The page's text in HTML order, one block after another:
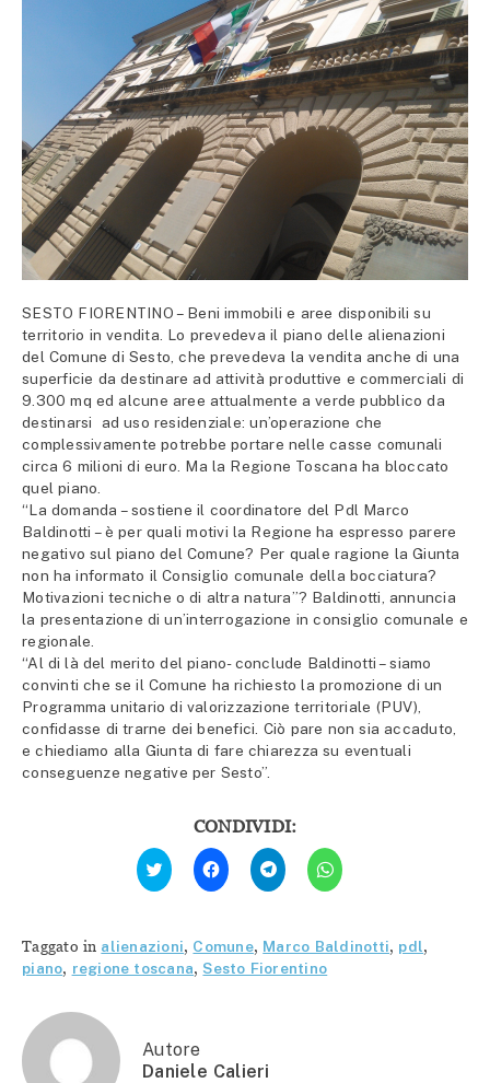
SESTO FIORENTINO – Beni immobili e aree disponibili su
territorio in vendita. Lo prevedeva il piano delle alienazioni
del Comune di Sesto, che prevedeva la vendita anche di una
superficie da destinare ad attività produttive e commerciali di
9.300 mq ed alcune aree attualmente a verde pubblico da
destinarsi ad uso residenziale: un’operazione che
complessivamente potrebbe portare nelle casse comunali
circa 6 milioni di euro. Ma la Regione Toscana ha bloccato
quel piano.
“La domanda – sostiene il coordinatore del Pdl Marco
Baldinotti – è per quali motivi la Regione ha espresso parere
negativo sul piano del Comune? Per quale ragione la Giunta
non ha informato il Consiglio comunale della bocciatura?
Motivazioni tecniche o di altra natura”? Baldinotti, annuncia
la presentazione di un’interrogazione in consiglio comunale e
regionale.
“Al di là del merito del piano- conclude Baldinotti – siamo
convinti che se il Comune ha richiesto la promozione di un
Programma unitario di valorizzazione territoriale (PUV),
confidasse di trarne dei benefici. Ciò pare non sia accaduto,
e chiediamo alla Giunta di fare chiarezza su eventuali
conseguenze negative per Sesto”.
CONDIVIDI:
Fai
clic
qui
Twitter
(Si
apre
in
Fai
clic
per
condividere
(Si
apre
in
una
Fai
clic
per
condividere
(Si
apre
in
una
Fai
clic
per
(Si
apre
Taggato in alienazioni, Comune, Marco Baldinotti, pdl,
piano, regione toscana,Sesto Fiorentino
Autore
Daniele Calieri